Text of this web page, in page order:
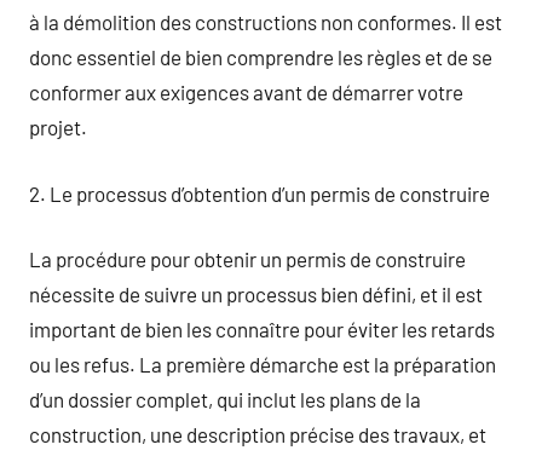
à la démolition des constructions non conformes. Il est
donc essentiel de bien comprendre les règles et de se
conformer aux exigences avant de démarrer votre
projet.
2. Le processus d’obtention d’un permis de construire
La procédure pour obtenir un permis de construire
nécessite de suivre un processus bien défini, et il est
important de bien les connaître pour éviter les retards
ou les refus. La première démarche est la préparation
d’un dossier complet, qui inclut les plans de la
construction, une description précise des travaux, et